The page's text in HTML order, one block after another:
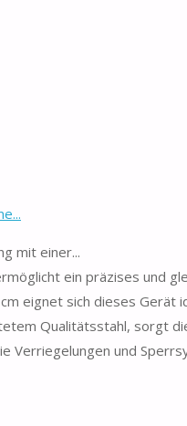
mit einer...
ein präzises und
eignet sich dieses Gerät
Qualitätsstahl, sorgt
und